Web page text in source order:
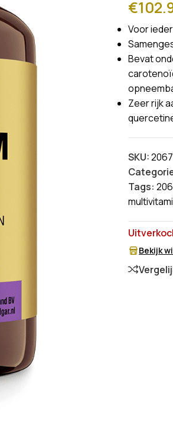
€
Voor
Bevat
Zeer rijk
SKU:2067
Tags:
Bekijk